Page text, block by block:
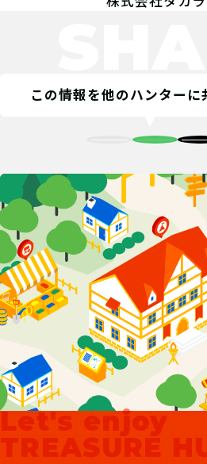
この情報を他のハンターに
Let's enjoy
TREASURE